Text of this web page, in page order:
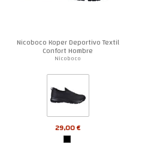
Nicoboco Koper Deportivo Textil
Confort Hombre
Nicoboco
29,00 €